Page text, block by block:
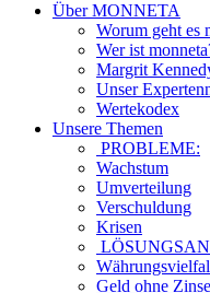
Über MONNETA
Worum geht es
Wer ist
Margrit
Unser
Wertekodex
Unsere Themen
PROBLEME:
Wachstum
Umverteilung
Verschuldung
Krisen
Geld ohne